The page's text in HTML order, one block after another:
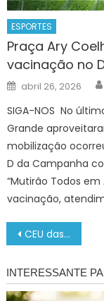
ESPORTES
Praça Ary
vacinação no
Posted
on
abril 26, 2026
SIGA-NOS No
Grande
mobilização
D da Campanha
“Mutirão Todos
vacinação,
de
Post
CEU das Artes tem programação gratuita para as férias de julho – Agência de Notícias